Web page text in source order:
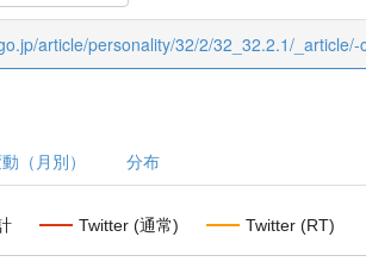
article/personality/32/2/32_32.2.1/_article/-
（月別） 分布
Twitter (通常) Twitter (RT)